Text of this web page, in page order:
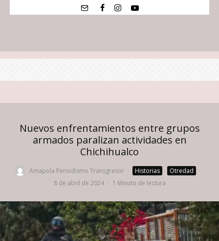
Nuevos enfrentamientos entre grupos
armados paralizan actividades en
Chichihualco
Amapola Periodismo Transgresor · Historias Otredad
·
8 de abril de 2024 · 1 Minuto de lectura